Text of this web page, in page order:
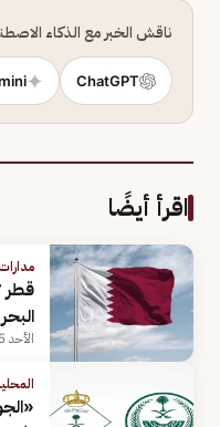
ناقش الخبر مع الذكاء
ChatGPT
اقرأ أيضًا
قطر
الأحد 5 يوليو 2026